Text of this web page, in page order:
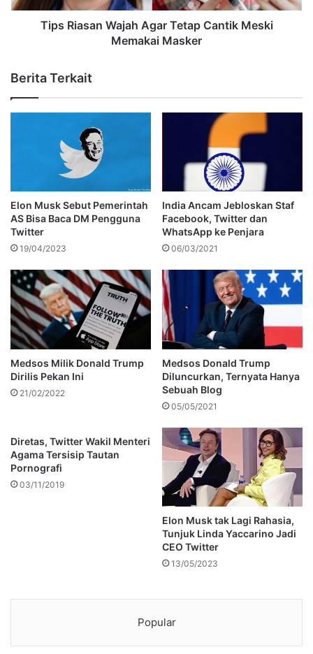
Tips Riasan Wajah Agar Tetap Cantik Meski
Memakai Masker
Berita Terkait
Elon Musk Sebut Pemerintah
AS Bisa Baca DM Pengguna
Twitter
19/04/2023
India Ancam Jebloskan Staf
Facebook, Twitter dan
WhatsApp ke Penjara
06/03/2021
Medsos Milik Donald Trump
Dirilis Pekan Ini
21/02/2022
Medsos Donald Trump
Diluncurkan, Ternyata Hanya
Sebuah Blog
05/05/2021
Diretas, Twitter Wakil Menteri
Agama Tersisip Tautan
Pornografi
03/11/2019
Elon Musk tak Lagi Rahasia,
Tunjuk Linda Yaccarino Jadi
CEO Twitter
13/05/2023
Popular